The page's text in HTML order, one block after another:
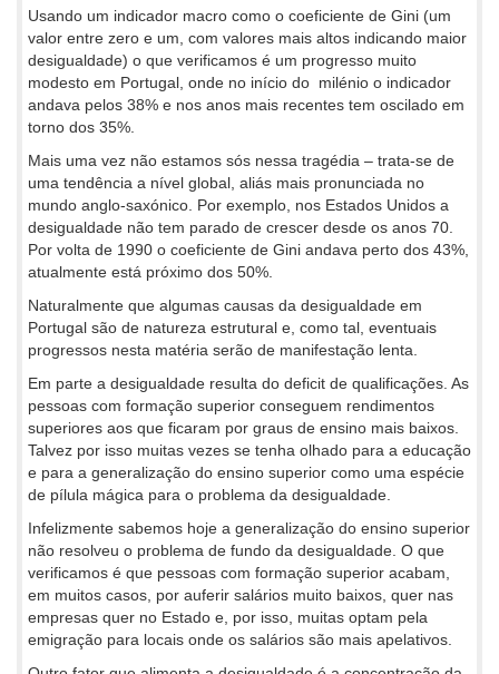
Usando um indicador macro como o coeficiente de Gini (um
valor entre zero e um, com valores mais altos indicando maior
desigualdade) o que verificamos é um progresso muito
modesto em Portugal, onde no início do milénio o indicador
andava pelos 38% e nos anos mais recentes tem oscilado em
torno dos 35%.
Mais uma vez não estamos sós nessa tragédia – trata-se de
uma tendência a nível global, aliás mais pronunciada no
mundo anglo-saxónico. Por exemplo, nos Estados Unidos a
desigualdade não tem parado de crescer desde os anos 70.
Por volta de 1990 o coeficiente de Gini andava perto dos 43%,
atualmente está próximo dos 50%.
Naturalmente que algumas causas da desigualdade em
Portugal são de natureza estrutural e, como tal, eventuais
progressos nesta matéria serão de manifestação lenta.
Em parte a desigualdade resulta do deficit de qualificações. As
pessoas com formação superior conseguem rendimentos
superiores aos que ficaram por graus de ensino mais baixos.
Talvez por isso muitas vezes se tenha olhado para a educação
e para a generalização do ensino superior como uma espécie
de pílula mágica para o problema da desigualdade.
Infelizmente sabemos hoje a generalização do ensino superior
não resolveu o problema de fundo da desigualdade. O que
verificamos é que pessoas com formação superior acabam,
em muitos casos, por auferir salários muito baixos, quer nas
empresas quer no Estado e, por isso, muitas optam pela
emigração para locais onde os salários são mais apelativos.